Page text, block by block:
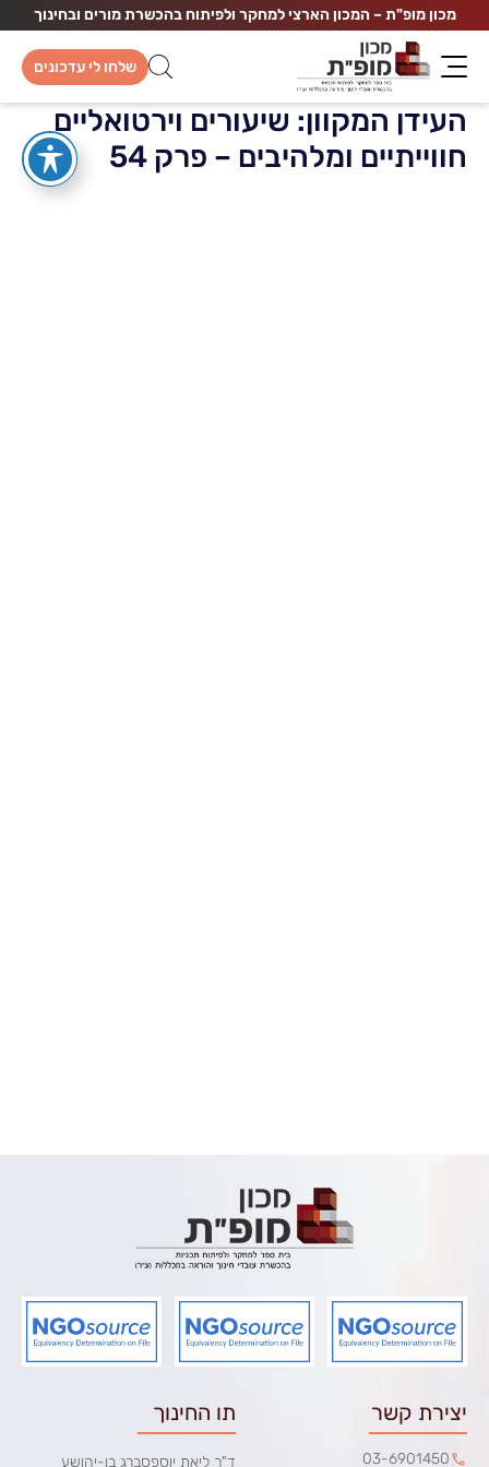
מכון מופ"ת – המכון הארצי למחקר ולפיתוח בהכשרת מורים ובחינוך
שלחו לי עדכונים
העידן המקוון: שיעורים וירטואליים
חווייתיים ומלהיבים – פרק 54
יצירת קשר
03-6901450
תו החינוך
ד"ר ליאת יוספסברג בן-יהושע